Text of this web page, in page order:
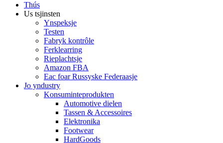
Thús
Us tsjinsten
Ynspeksje
Testen
Fabryk kontrôle
Ferklearring
Rieplachtsje
Amazon FBA
Eac foar Russyske Federaasje
Jo yndustry
Konsuminteprodukten
Automotive dielen
Tassen & Accessoires
Elektronika
Footwear
HardGoods